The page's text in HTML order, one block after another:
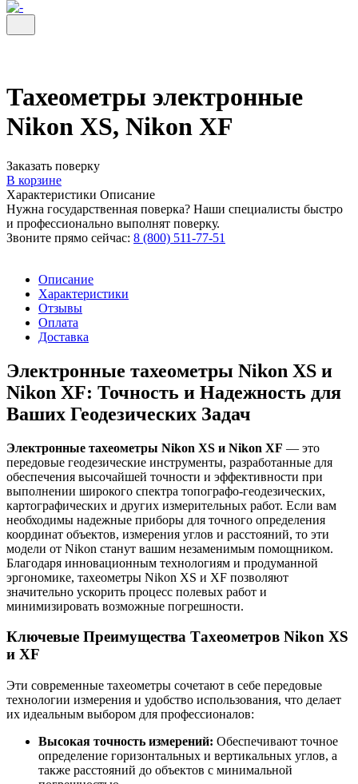
Тахеометры электронные
Nikon XS, Nikon XF
Заказать поверку
В корзине
Характеристики Описание
Нужна государственная поверка? Наши специалисты быстро
и профессионально выполнят поверку.
Звоните прямо сейчас: 8 (800) 511-77-51
Описание
Характеристики
Отзывы
Оплата
Доставка
Электронные тахеометры Nikon XS и
Nikon XF: Точность и Надежность для
Ваших Геодезических Задач
Электронные тахеометры Nikon XS и Nikon XF — это
передовые геодезические инструменты, разработанные для
обеспечения высочайшей точности и эффективности при
выполнении широкого спектра топографо-геодезических,
картографических и других измерительных работ. Если вам
необходимы надежные приборы для точного определения
координат объектов, измерения углов и расстояний, то эти
модели от Nikon станут вашим незаменимым помощником.
Благодаря инновационным технологиям и продуманной
эргономике, тахеометры Nikon XS и XF позволяют
значительно ускорить процесс полевых работ и
минимизировать возможные погрешности.
Ключевые Преимущества Тахеометров Nikon XS
и XF
Эти современные тахеометры сочетают в себе передовые
технологии измерения и удобство использования, что делает
их идеальным выбором для профессионалов:
Высокая точность измерений: Обеспечивают точное
определение горизонтальных и вертикальных углов, а
также расстояний до объектов с минимальной